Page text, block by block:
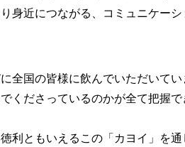
身近につながる、コミュニケー
全国の皆様に飲んでいただいて
くださっているのかが全て把握
利ともいえるこの「カヨイ」を